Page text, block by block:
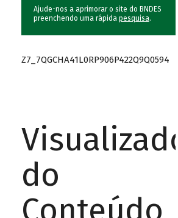
Ajude-nos a aprimorar o site do BNDES
preenchendo uma rápida pesquisa.
Z7_7QGCHA41L0RP906P422Q9Q0594
do
Conteúdo